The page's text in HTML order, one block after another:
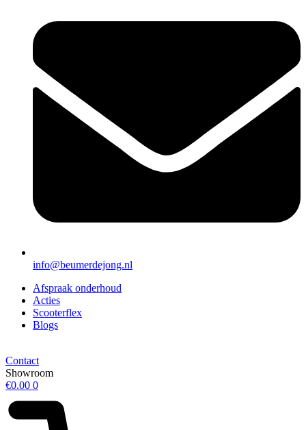
info@beumerdejong.nl
Afspraak onderhoud
Acties
Scooterflex
Blogs
Contact
Showroom
€0.00 0